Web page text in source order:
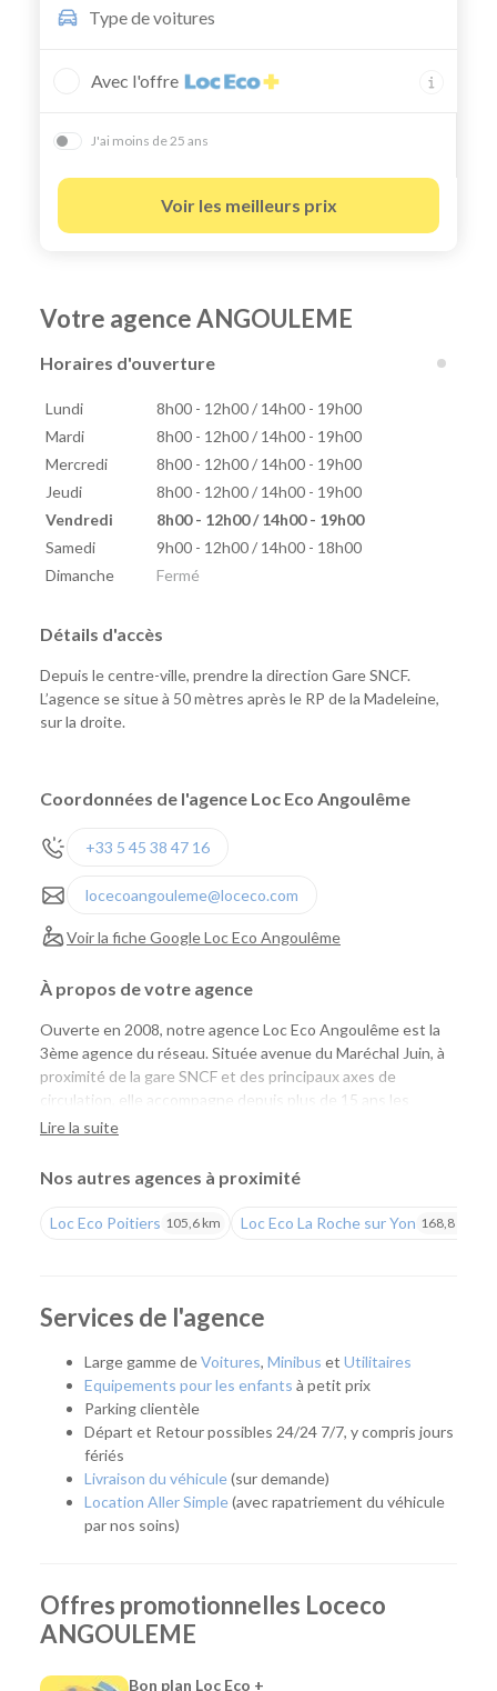
Type devoitures
Avec l'offre
J'ai moins de 25 ans
Voir les meilleurs prix
Votre agence ANGOULEME
Horaires d'ouverture
Lundi
8h00 - 12h00 / 14h00 - 19h00
Mardi
8h00 - 12h00 / 14h00 - 19h00
Mercredi
8h00 - 12h00 / 14h00 - 19h00
Jeudi
8h00 - 12h00 / 14h00 - 19h00
Vendredi
8h00 - 12h00 / 14h00 - 19h00
Samedi
9h00 - 12h00 / 14h00 - 18h00
Dimanche
Fermé
Détails d'accès
Depuis le centre-ville, prendre la direction Gare SNCF.
L’agence se situe à 50 mètres après le RP de la Madeleine,
sur la droite.
Coordonnées de l'agence Loc Eco Angoulême
+33 5 45 38 47 16
locecoangouleme@loceco.com
Voir la fiche Google Loc Eco Angoulême
À propos de votre agence
Ouverte en 2008, notre agence Loc Eco Angoulême est la
3ème agence du réseau. Située avenue du Maréchal Juin, à
proximité de la gare SNCF et des principaux axes de
circulation, elle accompagne depuis plus de 15 ans les
particuliers comme les professionnels avec une offre de
Une agence pour tous vos projets
véhicule, notre agence vous propose une solution adaptée.
Son emplacement permet de rejoindre facilement le centre-
ville d'Angoulême ainsi que les communes environnantes, ce
qui en fait un point de départ pratique pour tous vos
déplacements.
Quel véhicule choisir ?
Notre agence met à votre disposition une flotte complète
pour répondre à tous les usages :
Routières, SUV et monospaces pour les vacances ou
les longs trajets.
Utilitaires de différentes capacités pour un
Lire la suite
Nos autres agences à proximité
Loc Eco Poitiers 105,6 km Loc Eco La Roche sur Yon 168,8 km
Services de l'agence
Large gamme deVoitures, Minibus et Utilitaires
Equipements pour les enfants à petit prix
Parking clientèle
Départ et Retour possibles 24/24 7/7, y compris jours
fériés
Livraison du véhicule(sur demande)
Location Aller Simple(avec rapatriement du véhicule
par nos soins)
Offres promotionnelles Loceco
ANGOULEME
Bon plan Loc Eco +